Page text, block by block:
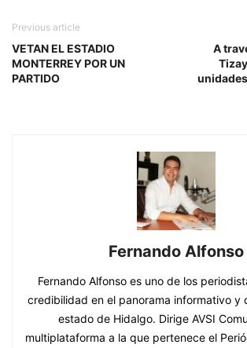
Previous article
VETAN EL ESTADIO
MONTERREY POR UN
PARTIDO
A
Fernando Alfonso
Fernando Alfonso es uno de los
credibilidad en el panorama informativo y
estado de Hidalgo. Dirige AVSI
multiplataforma a la que pertenece el